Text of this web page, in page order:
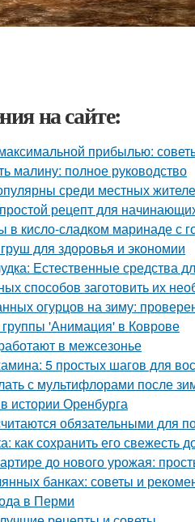
на сайте:
прибылью:
малину: полное руководство
среди местных
рецепт для
в кисло-сладком маринаде с
для здоровья и экономии
Естественные средства
способов заготовить их
огурцов на зиму:
'Анимация' в Коврове
в межсезонье
5 простых шагов для
с мультифлорами после
истории Оренбурга
обязательными для
как сохранить его свежесть
до нового урожая:
банках: советы и
в Перми